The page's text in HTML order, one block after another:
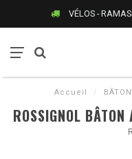
VÉLOS -
Accueil /
ROSSIGNOL